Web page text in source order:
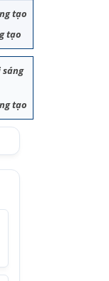
tạo
tạo
sáng
tạo